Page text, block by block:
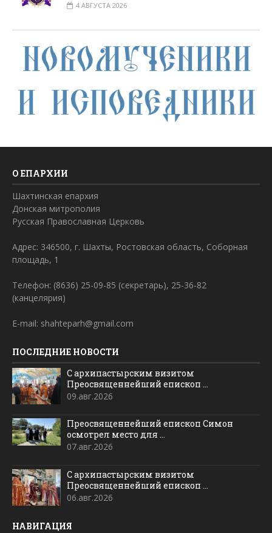
4 АВГУСТА 2026
О ЕПАРХИИ
Шахтинская епархия
Донская митрополия
Русская Православная Церковь
Адрес: 346500, г. Шахты, Ростовская область, Соборная
площадь, 1
Телефон: (8636) 25-09-85 (секретарь), 25-36-82
(канцелярия)
E-mail: shahteparh@gmail.com
ПОСЛЕДНИЕ НОВОСТИ
С архипастырским визитом
Преосвященнейший епископ ...
09.авг.2026
Преосвященнейший епископ Симон
осмотрел место для ...
07.авг.2026
С архипастырским визитом
Преосвященнейший епископ ...
06.авг.2026
НАВИГАЦИЯ